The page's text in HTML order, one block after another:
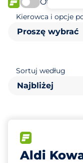
FLOW
Kierowca i opcje
Proszę wybrać
Sortuj według
Najbliżej
Aldi